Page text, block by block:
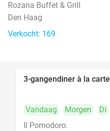
Rozana Buffet & Grill
Den Haag
Verkocht: 169
3-gangendiner à la carte
Vandaag Morgen Di
Il Pomodoro.